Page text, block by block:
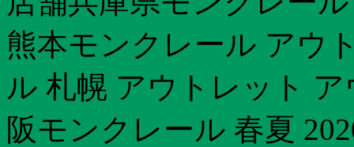
熊本モンクレール アウ
ル 札幌 アウトレット
阪モンクレール 春夏